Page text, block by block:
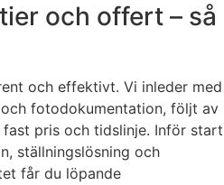
och offert – så
och effektivt. Vi inleder med
fotodokumentation, följt av
pris och tidslinje. Inför start
ställningslösning och
får du löpande